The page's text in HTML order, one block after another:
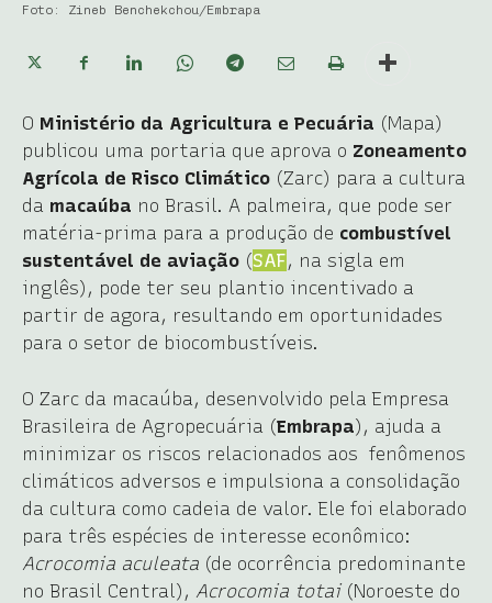
Foto: Zineb Benchekchou/Embrapa
O Ministério da Agricultura e Pecuária (Mapa)
publicou uma portaria que aprova o Zoneamento
Agrícola de Risco Climático (Zarc) para a cultura
da macaúba no Brasil. A palmeira, que pode ser
matéria-prima para a produção de combustível
sustentável de aviação (SAF, na sigla em
inglês), pode ter seu plantio incentivado a
partir de agora, resultando em oportunidades
para o setor de biocombustíveis.
O Zarc da macaúba, desenvolvido pela Empresa
Brasileira de Agropecuária (Embrapa), ajuda a
minimizar os riscos relacionados aos fenômenos
climáticos adversos e impulsiona a consolidação
da cultura como cadeia de valor. Ele foi elaborado
para três espécies de interesse econômico:
Acrocomia aculeata (de ocorrência predominante
no Brasil Central), Acrocomia totai(Noroeste do